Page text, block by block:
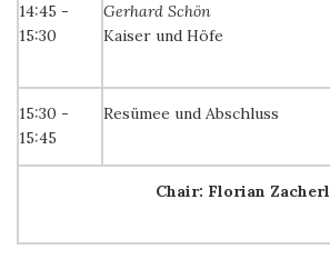
14:45 -
15:30
Gerhard Schön
Kaiser und Höfe
15:30 -
15:45
Resümee und Abschluss
Chair: Florian Zacherl